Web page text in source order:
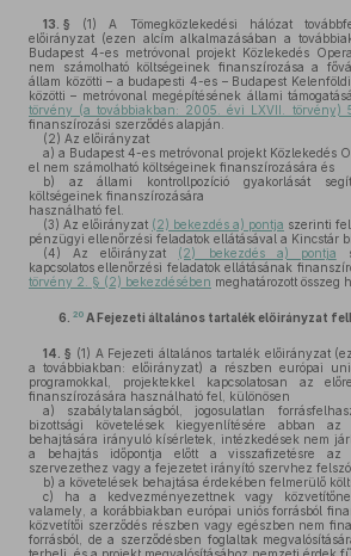
13. § (1) A Tömegközlekedési hálózat
előirányzat (ezen alcím alkalmazásában a
Budapest 4-es metróvonal projekt Közlekedés
nem számolható költségeinek finanszírozása a
állam közötti – a budapesti 4-es – Budapest
közötti – metróvonal megépítésének állami
törvény (a továbbiakban: 2005. évi LXVII. törvény)
finanszírozási szerződés alapján.
(2) Az előirányzat
a) a Budapest 4-es metróvonal projekt Közlekedés
el nem számolható költségeinek finanszírozására és
b) az állami kontrollpozíció gyakorlását
költségeinek finanszírozására
használható fel.
(3) Az előirányzat (2) bekezdés a) pontja szerinti
pénzügyi ellenőrzési feladatok ellátásával a Kincstár
(4) Az előirányzat (2) bekezdés a) pontja
kapcsolatos ellenőrzési feladatok ellátásának
törvény 2. § (2) bekezdésében meghatározott összeg
6. 20 A Fejezeti általános tartalék előirányzat
14. § (1) A Fejezeti általános tartalék előirányzat
a továbbiakban: előirányzat) a részben európai
programokkal, projektekkel kapcsolatosan az
finanszírozására használható fel, különösen
a) szabálytalanságból, jogosulatlan
bizottsági követelések kiegyenlítésére abban
behajtására irányuló kísérletek, intézkedések nem
a behajtás időpontja előtt a visszafizetésre az
szervezethez vagy a fejezetet irányító szervhez
b) a követelések behajtása érdekében felmerülő
c) ha a kedvezményezettnek vagy
valamely, a korábbiakban európai uniós forrásból
közvetítői szerződés részben vagy egészben nem
forrásból, de a szerződésben foglaltak